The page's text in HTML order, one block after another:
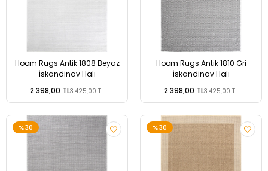
Hoom Rugs Antik 1808 Beyaz
İskandinav Halı
2.398,00 TL3.425,00 TL
Hoom Rugs Antik 1810 Gri
İskandinav Halı
2.398,00 TL3.425,00 TL
%30 %30